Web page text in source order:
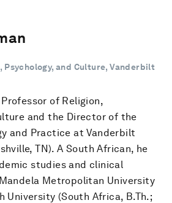
Psychology, and Culture, Vanderbilt
of Religion,
and the Director of the
and Practice at Vanderbilt
TN). A South African, he
studies and clinical
Metropolitan University
University (South Africa, B.Th.;